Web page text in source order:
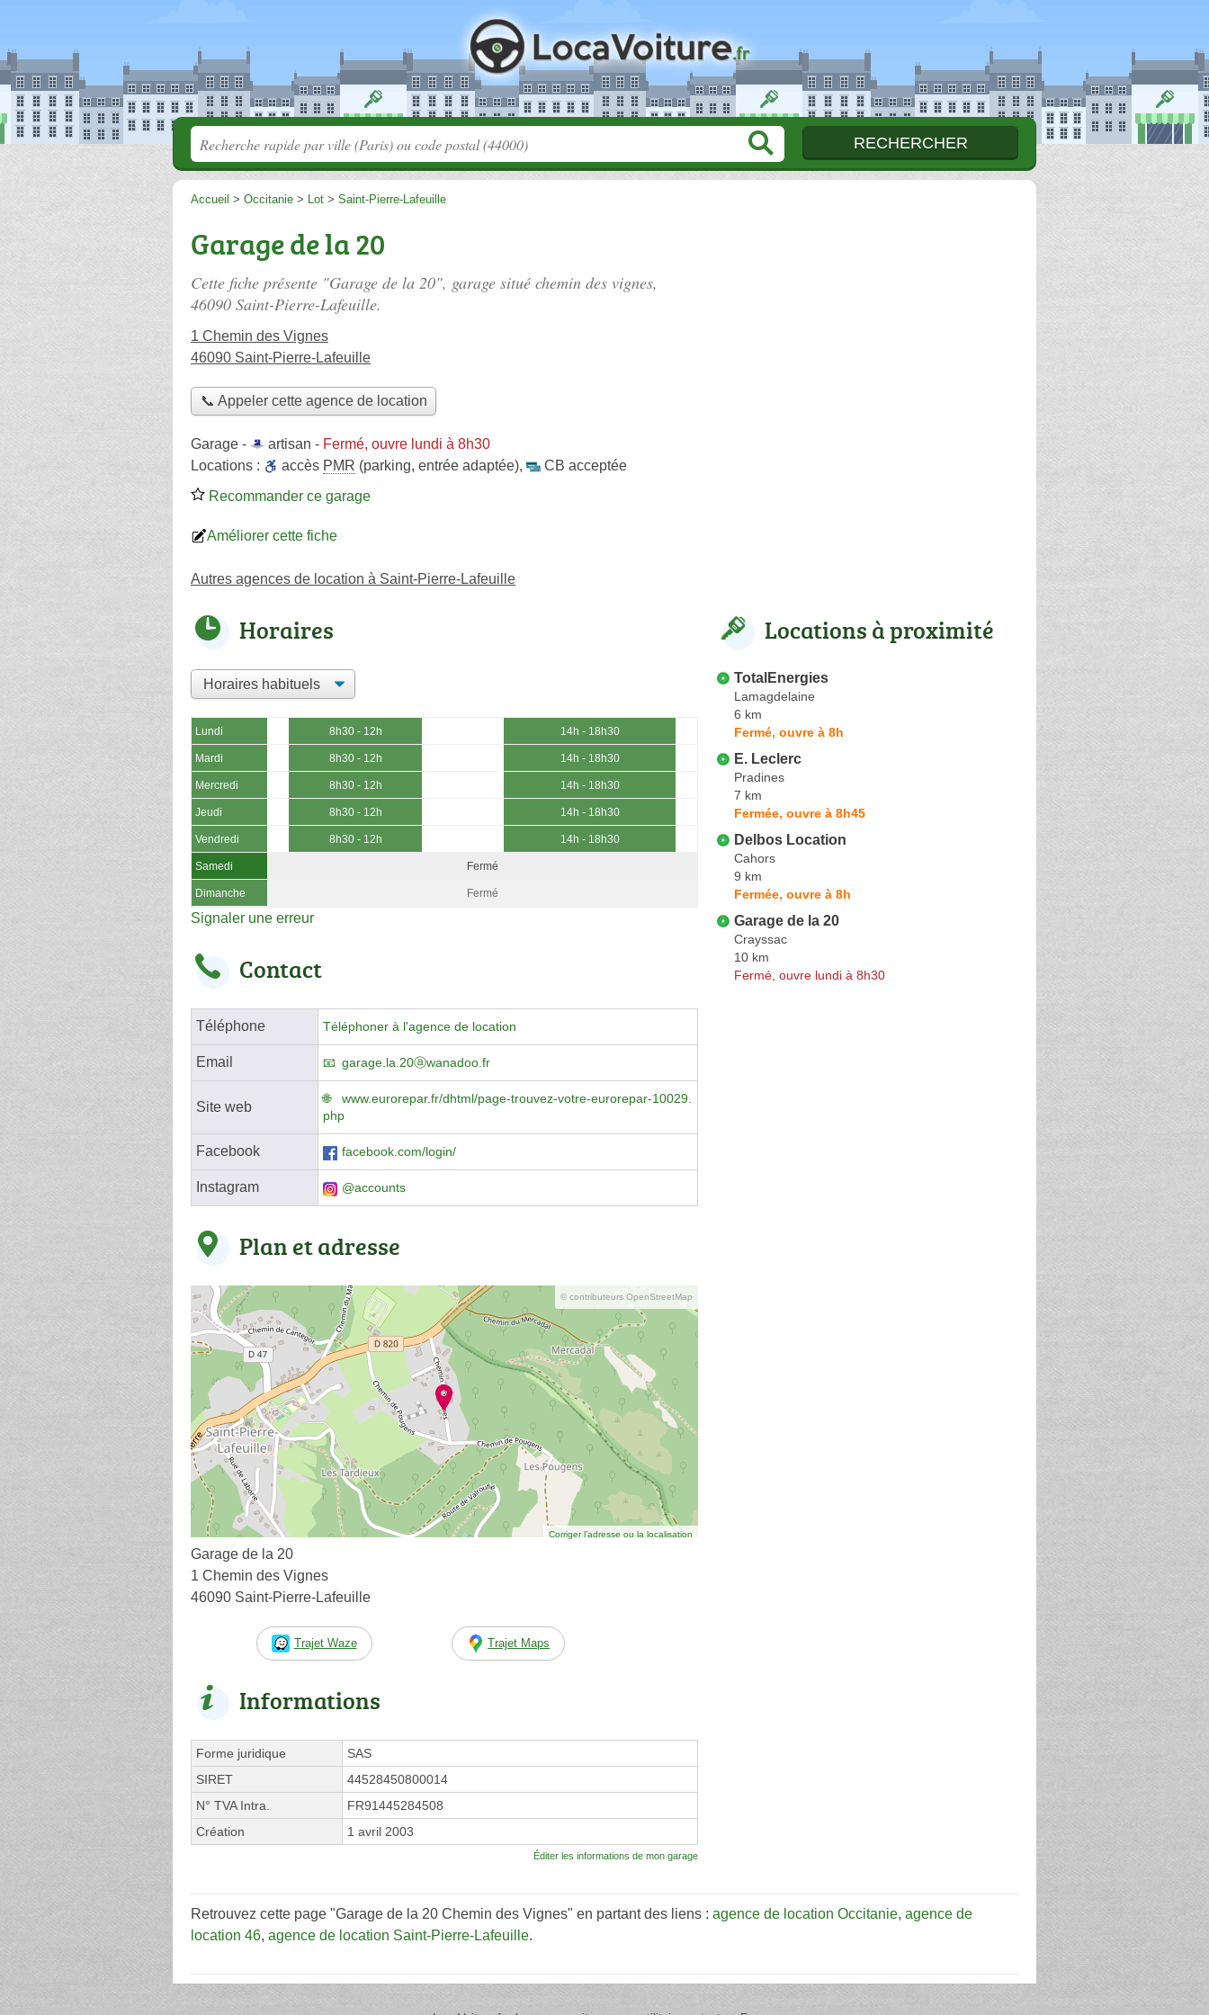
Accueil > Occitanie > Lot > Saint-Pierre-Lafeuille
Garage de la 20
Cette fiche présente "Garage de la 20", garage situé chemin des vignes,
46090 Saint-Pierre-Lafeuille.
1 Chemin des Vignes
46090 Saint-Pierre-Lafeuille
📞 Appeler cette agence de location
Garage - artisan - Fermé, ouvre lundi à 8h30
Locations :
accès PMR (parking, entrée adaptée),
CB acceptée
Recommander ce garage
Améliorer cette fiche
Autres agences de location à Saint-Pierre-Lafeuille
Horaires
Lundi 8h30 - 12h 14h - 18h30
Mardi 8h30 - 12h 14h - 18h30
Mercredi 8h30 - 12h 14h - 18h30
Jeudi 8h30 - 12h 14h - 18h30
Vendredi 8h30 - 12h 14h - 18h30
Samedi Fermé
Dimanche Fermé
Signaler une erreur
Contact
Téléphone Téléphoner à l'agence de location
Email garage.la.20ⓐwanadoo.fr
Site web
www.eurorepar.fr/dhtml/page-trouvez-votre-eurorepar-10029.
php
Facebook facebook.com/login/
Instagram @accounts
Plan et adresse
© contributeurs OpenStreetMap
Corriger l’adresse ou la localisation
Garage de la 20
1 Chemin des Vignes
46090 Saint-Pierre-Lafeuille
Trajet Waze Trajet Maps
Informations
Forme juridique
SAS
SIRET
44528450800014
N° TVA Intra.
FR91445284508
Création
1 avril 2003
Éditer les informations de mon garage
Locations à proximité
TotalEnergies
Lamagdelaine
6 km
Fermé, ouvre à 8h
E. Leclerc
Pradines
7 km
Fermée, ouvre à 8h45
Delbos Location
Cahors
9 km
Fermée, ouvre à 8h
Garage de la 20
Crayssac
10 km
Fermé, ouvre lundi à 8h30
Retrouvez cette page "Garage de la 20 Chemin des Vignes" en partant des liens : agence de location Occitanie, agence de
location 46, agence de location Saint-Pierre-Lafeuille.